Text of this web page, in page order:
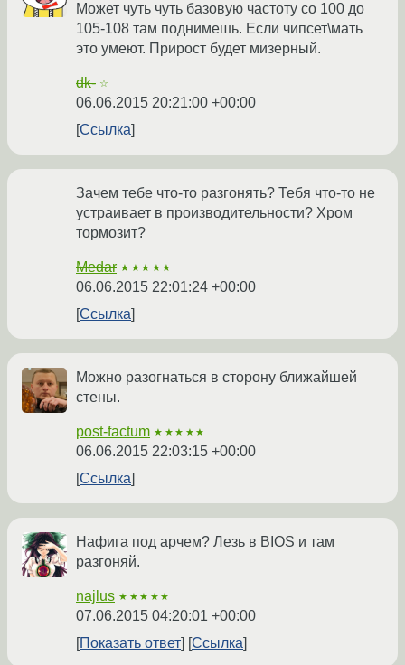
Может чуть чуть базовую частоту со 100 до
105-108 там поднимешь. Если чипсет\мать
это умеют. Прирост будет мизерный.
dk- ☆
06.06.2015 20:21:00 +00:00
Ссылка
Зачем тебе что-то разгонять? Тебя что-то не
устраивает в производительности? Хром
тормозит?
Medar ★★★★★
06.06.2015 22:01:24 +00:00
Ссылка
Можно разогнаться в сторону ближайшей
стены.
post-factum ★★★★★
06.06.2015 22:03:15 +00:00
Ссылка
Нафига под арчем? Лезь в BIOS и там
разгоняй.
najlus ★★★★★
07.06.2015 04:20:01 +00:00
Показать ответ
Ссылка